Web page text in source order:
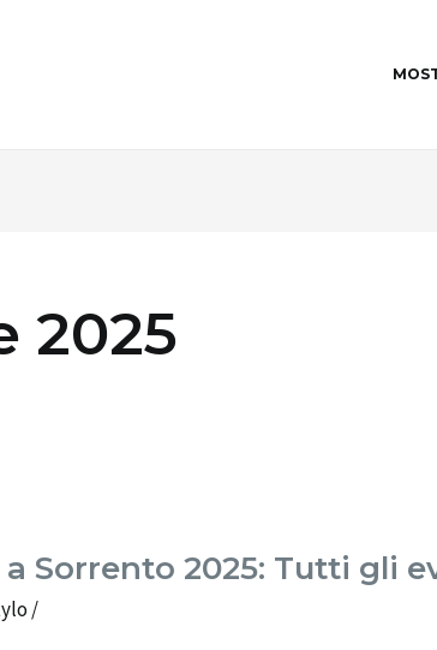
2025
a Sorrento 2025: Tutti gli
/